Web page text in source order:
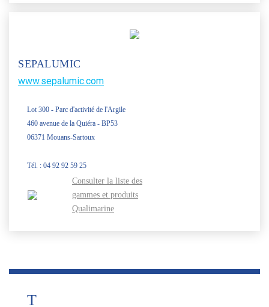
SEPALUMIC
www.sepalumic.com
Lot 300 - Parc d'activité de l'Argile
460 avenue de la Quiéra - BP53
06371 Mouans-Sartoux
Tél. : 04 92 92 59 25
Consulter la liste des
gammes et produits
Qualimarine
T